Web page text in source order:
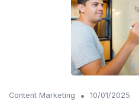
Content Marketing • 10/01/2025